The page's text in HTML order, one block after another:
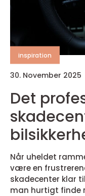
inspiration
30. November 2025
Det
Når uheldet
være en
skadecenter klar
man hurtigt finde